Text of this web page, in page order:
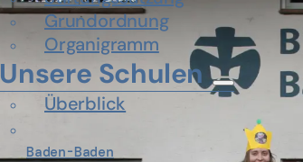
Grundordnung
Organigramm
Unsere Schulen
Überblick
Baden-Baden